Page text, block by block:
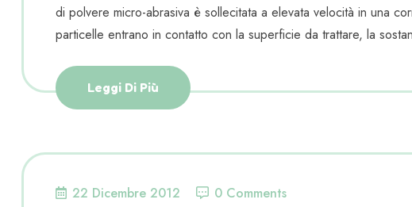
di polvere micro-abrasiva è sollecitata a elevata velocità in una
particelle entrano in contatto con la superficie da trattare, la
Leggi Di Più
22 Dicembre 2012 0 Comments